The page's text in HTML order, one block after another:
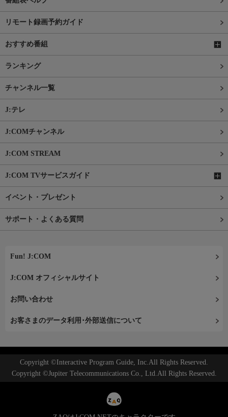
リモート録画予約ガイド
おすすめ番組
ランキング
チャンネル一覧
J:テレ
J:COMチャンネル
J:COM STREAM
J:COM TVサービスガイド
イベント・プレゼント
サポート・よくある質問
Fun! J:COM
J:COM オフィシャルサイト
お問い合わせ
お客さまのデータ利用･外部送信について
Copyright ©Interactive Program Guide, Inc.All Rights Reserved.
Copyright ©Jupiter Telecommunications Co., Ltd.All Rights Reserved.